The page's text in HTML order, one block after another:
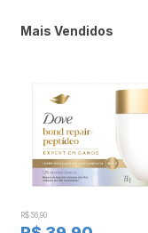
Mais Vendidos
R$ 56,90